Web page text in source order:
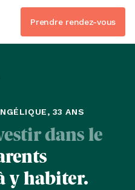
Prendre rendez-vous
33 ANS
dans le
y habiter.